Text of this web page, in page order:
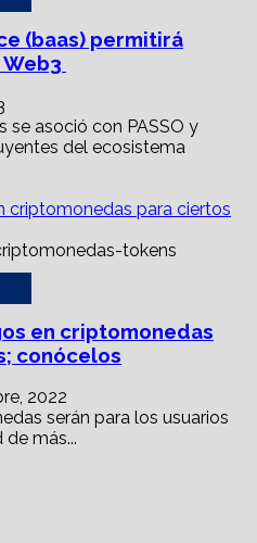
(baas) permitirá
se asoció con PASSO y
del ecosistema
criptomonedas para ciertos
en criptomonedas
conócelos
2022
serán para los usuarios
más...